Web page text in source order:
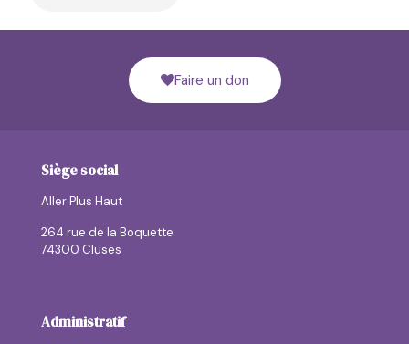
Faire un don
Siège social
Aller Plus Haut
264 rue de la Boquette
74300 Cluses
Administratif